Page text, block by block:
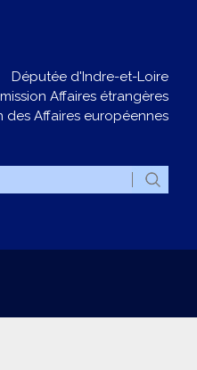
Députée d'Indre-et-Loire
Affaires étrangères
des Affaires européennes